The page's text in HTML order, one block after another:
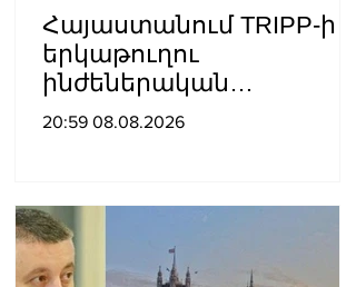
Հայաստանում TRIPP-ի
երկաթուղու
ինժեներական
ուսումնասիրություններ
20:59 08.08.2026